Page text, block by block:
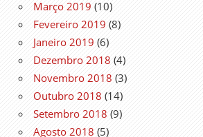
Março 2019 (10)
Fevereiro 2019 (8)
Janeiro 2019 (6)
Dezembro 2018 (4)
Novembro 2018 (3)
Outubro 2018 (14)
Setembro 2018 (9)
Agosto 2018 (5)